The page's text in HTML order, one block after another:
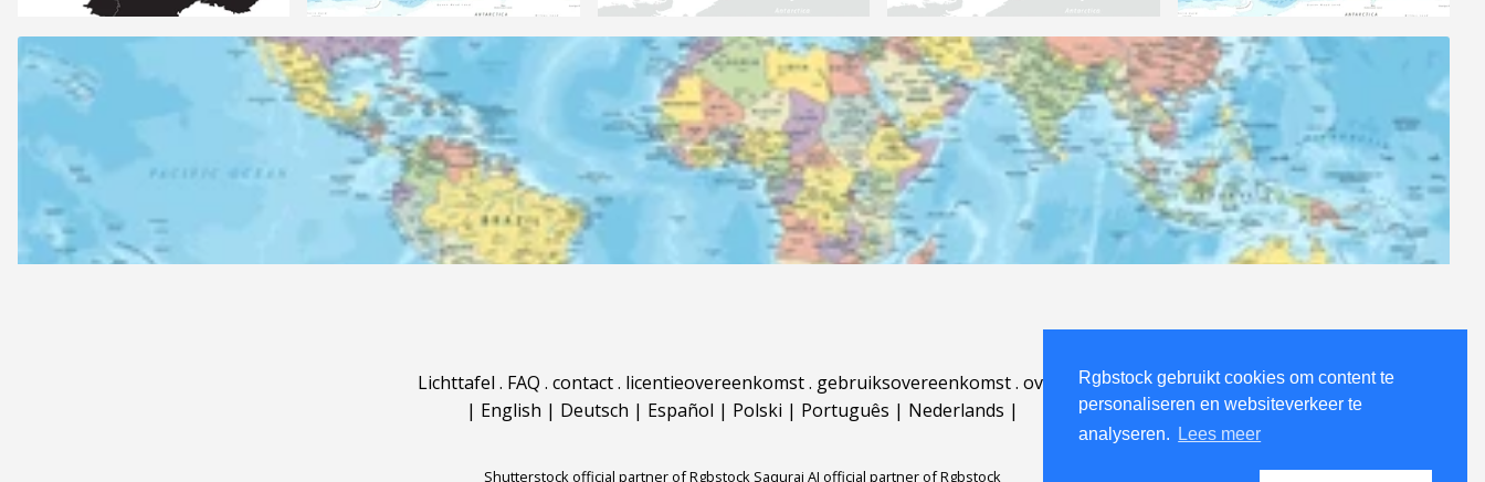
Rgbstock gebruikt cookies om content te
personaliseren en websiteverkeer te
analyseren.
Lees meer
Lichttafel . FAQ . contact. licentieovereenkomst. gebruiksovereenkomst. over
| English | Deutsch | Español | Polski | Português | Nederlands |
Shutterstock official partner of Rgbstock Saqurai AI official partner of Rgbstock